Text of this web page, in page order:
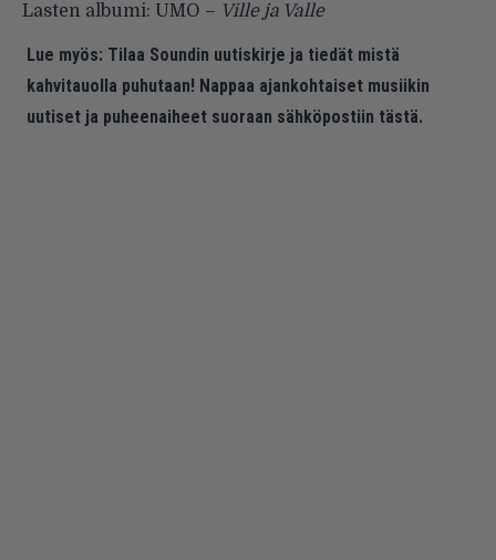
Lasten albumi: UMO – Ville ja Valle
Lue myös: Tilaa Soundin uutiskirje ja tiedät mistä
kahvitauolla puhutaan! Nappaa ajankohtaiset musiikin
uutiset ja puheenaiheet suoraan sähköpostiin tästä.